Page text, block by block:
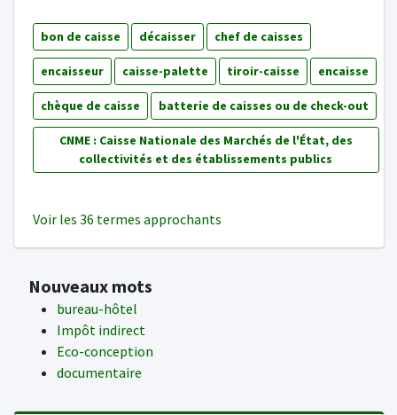
bon de caisse décaisser chef de caisses
encaisseur caisse-palette tiroir-caisse encaisse
chèque de caisse batterie de caisses ou de check-out
CNME : Caisse Nationale des Marchés de l'État, des
collectivités et des établissements publics
Voir les 36 termes approchants
Nouveaux mots
bureau-hôtel
Impôt indirect
Eco-conception
documentaire